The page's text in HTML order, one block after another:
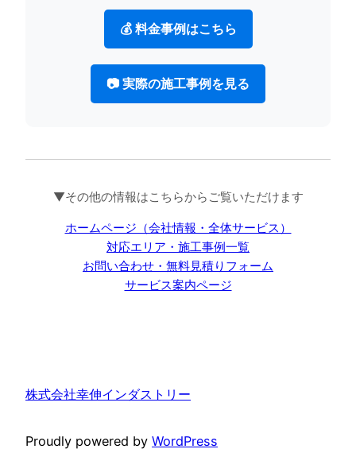
💰 料金事例はこちら
📷 実際の施工事例を見る
▼その他の情報はこちらからご覧いただけます
ホームページ（会社情報・全体サービス）
対応エリア・施工事例一覧
お問い合わせ・無料見積りフォーム
サービス案内ページ
株式会社幸伸インダストリー
Proudly powered by WordPress